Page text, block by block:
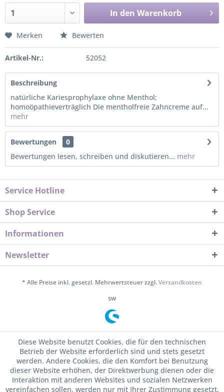
In den Warenkorb
Merken Bewerten
Artikel-Nr.: 52052
Beschreibung
natürliche Kariesprophylaxe ohne Menthol;
homoöpathieverträglich Die mentholfreie Zahncreme auf...
mehr
Bewertungen
0
Bewertungen lesen, schreiben und diskutieren... mehr
Service Hotline
Shop Service
Informationen
Newsletter
* Alle Preise inkl. gesetzl. Mehrwertsteuer zzgl.Versandkosten
sw
Diese Website benutzt Cookies, die für den technischen
Betrieb der Website erforderlich sind und stets gesetzt
werden. Andere Cookies, die den Komfort bei Benutzung
dieser Website erhöhen, der Direktwerbung dienen oder die
Interaktion mit anderen Websites und sozialen Netzwerken
vereinfachen sollen, werden nur mit Ihrer Zustimmung gesetzt.